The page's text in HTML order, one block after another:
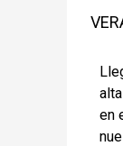
en